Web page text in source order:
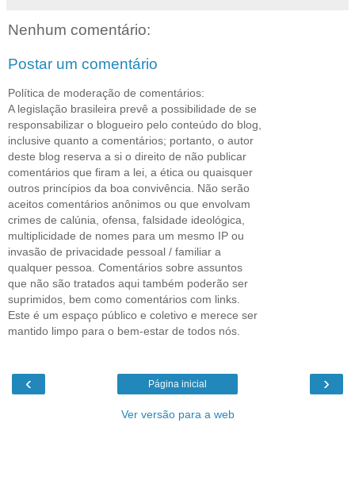
Nenhum comentário:
Postar um comentário
Política de moderação de comentários:
A legislação brasileira prevê a possibilidade de se
responsabilizar o blogueiro pelo conteúdo do blog,
inclusive quanto a comentários; portanto, o autor
deste blog reserva a si o direito de não publicar
comentários que firam a lei, a ética ou quaisquer
outros princípios da boa convivência. Não serão
aceitos comentários anônimos ou que envolvam
crimes de calúnia, ofensa, falsidade ideológica,
multiplicidade de nomes para um mesmo IP ou
invasão de privacidade pessoal / familiar a
qualquer pessoa. Comentários sobre assuntos
que não são tratados aqui também poderão ser
suprimidos, bem como comentários com links.
Este é um espaço público e coletivo e merece ser
mantido limpo para o bem-estar de todos nós.
‹ ›
Página inicial
Ver versão para a web